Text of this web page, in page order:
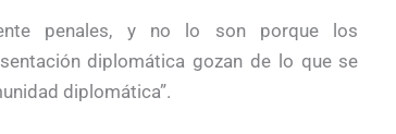
penales, y no lo son porque los
diplomática gozan de lo que se
diplomática”.